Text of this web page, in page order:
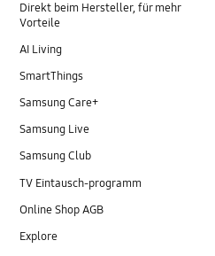
Direkt beim Hersteller, für mehr
Vorteile
AI Living
SmartThings
Samsung Care+
Samsung Live
Samsung Club
TV Eintausch-programm
Online Shop AGB
Explore